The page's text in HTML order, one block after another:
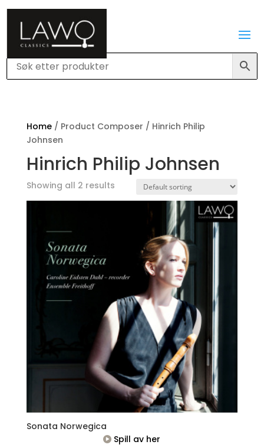
Home/ Product Composer / Hinrich Philip
Johnsen
Hinrich Philip Johnsen
Showing all 2 results
Sonata Norwegica
Spill av her